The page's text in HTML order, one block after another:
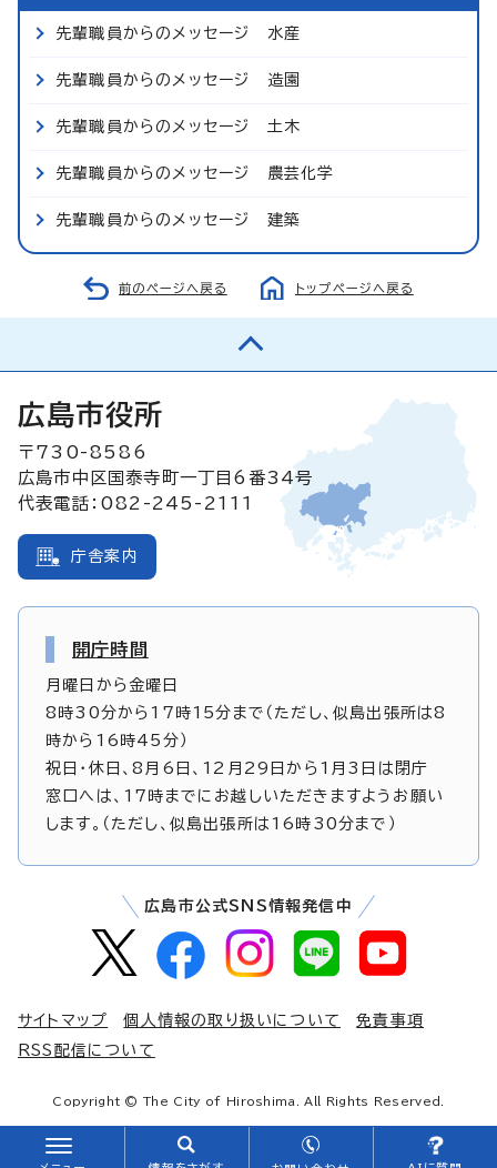
先輩職員からのメッセージ 水産
先輩職員からのメッセージ 造園
先輩職員からのメッセージ 土木
先輩職員からのメッセージ 農芸化学
先輩職員からのメッセージ 建築
前のページへ戻る トップページへ戻る
広島市役所
〒730-8586
広島市中区国泰寺町一丁目6番34号
代表電話：082-245-2111
庁舎案内
開庁時間
月曜日から金曜日
8時30分から17時15分まで（ただし、似島出張所は8
時から16時45分）
祝日・休日、8月6日、12月29日から1月3日は閉庁
窓口へは、17時までにお越しいただきますようお願い
します。（ただし、似島出張所は16時30分まで）
広島市公式SNS情報発信中
サイトマップ 個人情報の取り扱いについて
免責事項
RSS配信について
Copyright © The City of Hiroshima. All Rights Reserved.